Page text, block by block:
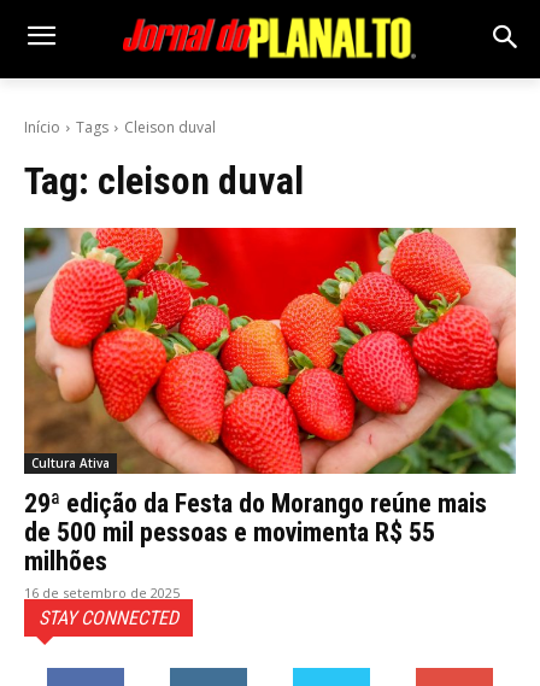
Início Tags Cleison duval
Tag: cleison duval
Cultura Ativa
29ª edição da Festa do Morango reúne mais
de 500 mil pessoas e movimenta R$ 55
milhões
16 de setembro de 2025
STAY CONNECTED